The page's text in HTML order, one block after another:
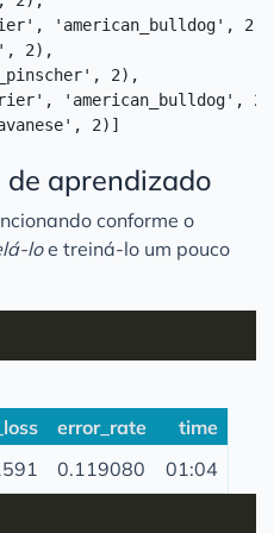
'american_bulldog', 2),
2),
2),
'american_bulldog',
aprendizado
conforme o
loe treiná-lo um pouco
error_rate
time
0.119080 01:04